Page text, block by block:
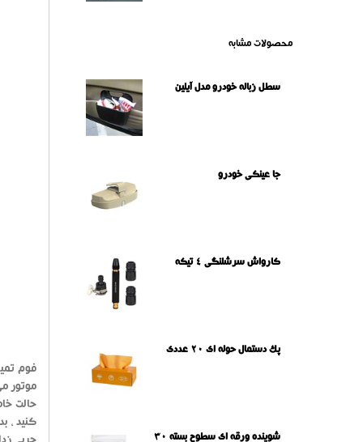
فوم
موتور
حالت
کنید ،
محصولات مشابه
سطل زباله خودرو مدل آیلین
جا عینکی خودرو
کارواش سرشلنگی ۴ تیکه
پک دستمال حوله ای 20 عددی
شوینده ورقه ای سطوح بسته 30